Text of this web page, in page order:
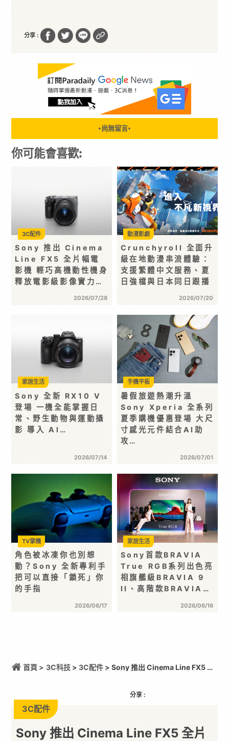
分享 :
▼ 尚無留言▼
你可能會喜歡:
Sony 推出 Cinema
Line FX5 全片幅電
影機 輕巧高機動性機身
釋放電影級影像實力…
2026/07/28
3C配件
Crunchyroll 全面升
級在地動漫串流體驗：
支援繁體中文服務、夏
日強檔與日本同日跟播
2026/07/20
動漫影劇
Sony 全新 RX10 V
登場 一機全能掌握日
常、野生動物與運動攝
影 導入 AI…
2026/07/14
家居生活
暑假旅遊熱潮升溫
Sony Xperia 全系列
夏季購機優惠登場 大尺
寸感光元件結合AI助
攻…
2026/07/01
手機平板
角色被冰凍你也別想
動？Sony 全新專利手
把可以直接「鎖死」你
的手指
2026/06/17
TV掌機
Sony首款BRAVIA
True RGB系列出色亮
相旗艦級BRAVIA 9
II、高階款BRAVIA…
2026/06/16
家居生活
首頁 > 3C科技> 3C配件> Sony 推出 Cinema Line FX5 全
分享 :
3C配件
Sony 推出 Cinema Line FX5 全片